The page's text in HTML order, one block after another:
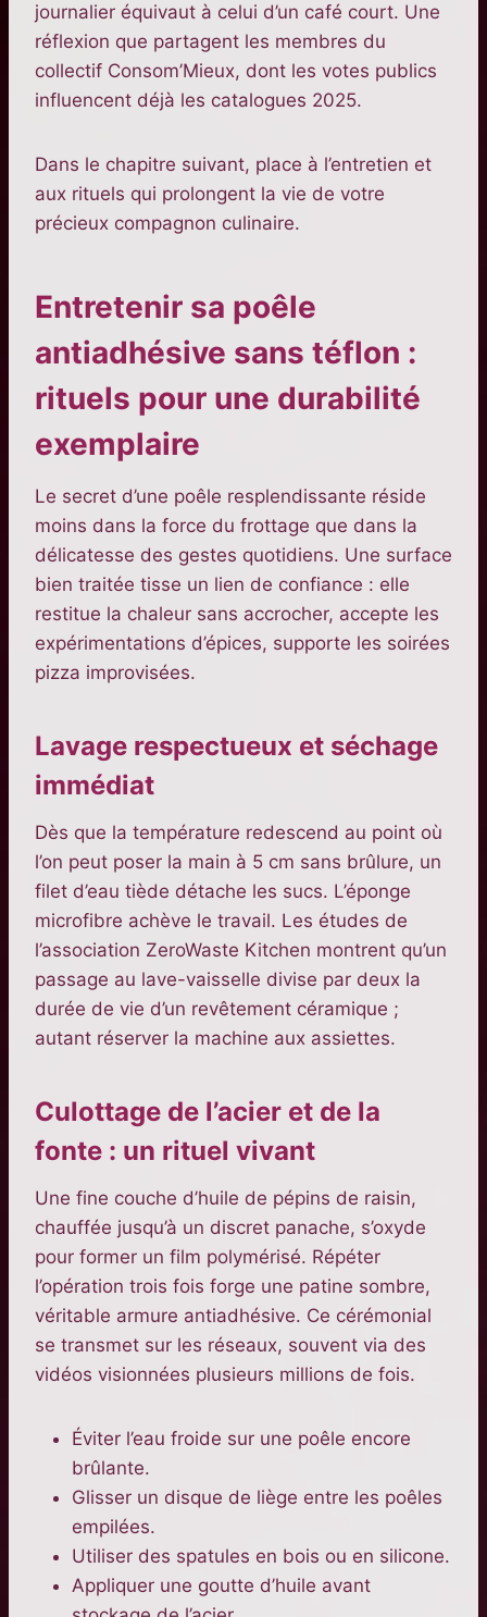
journalier équivaut à celui d’un café court. Une
réflexion que partagent les membres du
collectif Consom’Mieux, dont les votes publics
influencent déjà les catalogues 2025.
Dans le chapitre suivant, place à l’entretien et
aux rituels qui prolongent la vie de votre
précieux compagnon culinaire.
Entretenir sa poêle
antiadhésive sans téflon :
rituels pour une durabilité
exemplaire
Le secret d’une poêle resplendissante réside
moins dans la force du frottage que dans la
délicatesse des gestes quotidiens. Une surface
bien traitée tisse un lien de confiance : elle
restitue la chaleur sans accrocher, accepte les
expérimentations d’épices, supporte les soirées
pizza improvisées.
Lavage respectueux et séchage
immédiat
Dès que la température redescend au point où
l’on peut poser la main à 5 cm sans brûlure, un
filet d’eau tiède détache les sucs. L’éponge
microfibre achève le travail. Les études de
l’association ZeroWaste Kitchen montrent qu’un
passage au lave-vaisselle divise par deux la
durée de vie d’un revêtement céramique ;
autant réserver la machine aux assiettes.
Culottage de l’acier et de la
fonte : un rituel vivant
Une fine couche d’huile de pépins de raisin,
chauffée jusqu’à un discret panache, s’oxyde
pour former un film polymérisé. Répéter
l’opération trois fois forge une patine sombre,
véritable armure antiadhésive. Ce cérémonial
se transmet sur les réseaux, souvent via des
vidéos visionnées plusieurs millions de fois.
Éviter l’eau froide sur une poêle encore
brûlante.
Glisser un disque de liège entre les poêles
empilées.
Utiliser des spatules en bois ou en silicone.
Appliquer une goutte d’huile avant